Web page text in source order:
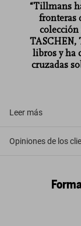
“Tillmans
fronteras
TASCHEN,
libros y ha
cruzadas
Leer más
Opiniones de los